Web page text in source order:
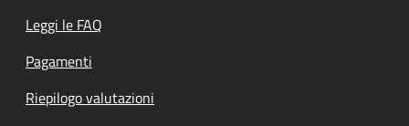
Leggi le FAQ
Pagamenti
Riepilogo valutazioni